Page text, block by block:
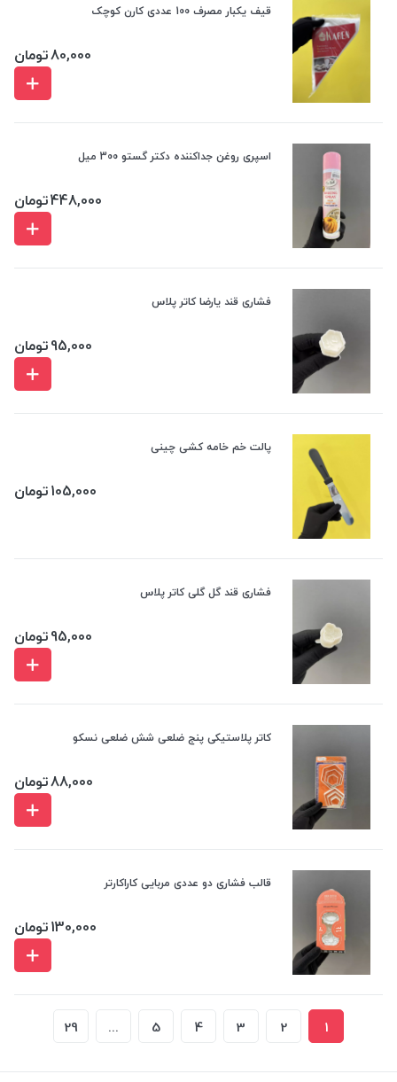
قیف یکبار مصرف 100 عددی کارن کوچک
80,000تومان
اسپری روغن جداکننده دکتر گستو 300 میل
448,000تومان
فشاری قند یارضا کاتر پلاس
95,000تومان
پالت خم خامه کشی چینی
105,000تومان
فشاری قند گل گلی کاتر پلاس
95,000تومان
کاتر پلاستیکی پنج ضلعی شش ضلعی نسکو
88,000تومان
قالب فشاری دو عددی مربایی کاراکارتر
130,000تومان
1
2
3
4
5
...
29